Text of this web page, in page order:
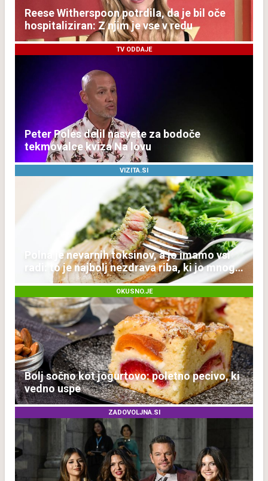
Reese Witherspoon potrdila, da je bil oče
hospitaliziran: Z njim je vse v redu
TV ODDAJE
Peter Poles delil nasvete za bodoče
tekmovalce kviza Na lovu
VIZITA.SI
Polna je nevarnih toksinov, a jo imamo vsi
radi: to je najbolj nezdrava riba, ki jo mnogi
redno uživajo
OKUSNO.JE
Bolj sočno kot jogurtovo: poletno pecivo, ki
vedno uspe
ZADOVOLJNA.SI